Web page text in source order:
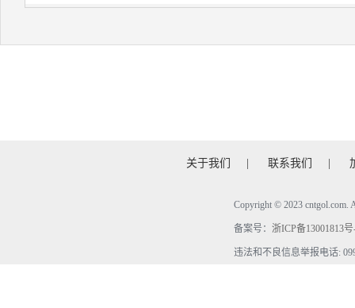
关于我们 | 联系我们 |
Copyright © 2023
备案号： 浙ICP备13001813
违法和不良信息举报电话: